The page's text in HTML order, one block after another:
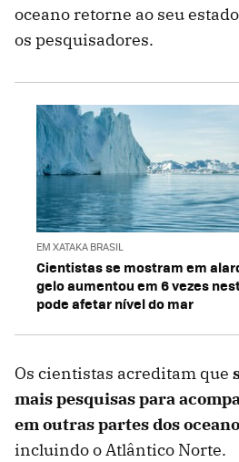
oceano retorne ao seu
os pesquisadores.
EM XATAKA BRASIL
Cientistas se mostram em
gelo aumentou em 6 vezes
pode afetar nível do mar
Os cientistas acreditam que
mais pesquisas para
em outras partes dos
incluindo o Atlântico Norte.